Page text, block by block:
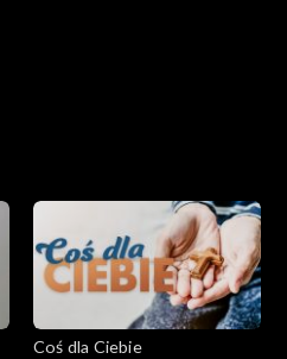
tworzą też seniorzy i
Coś dla Ciebie